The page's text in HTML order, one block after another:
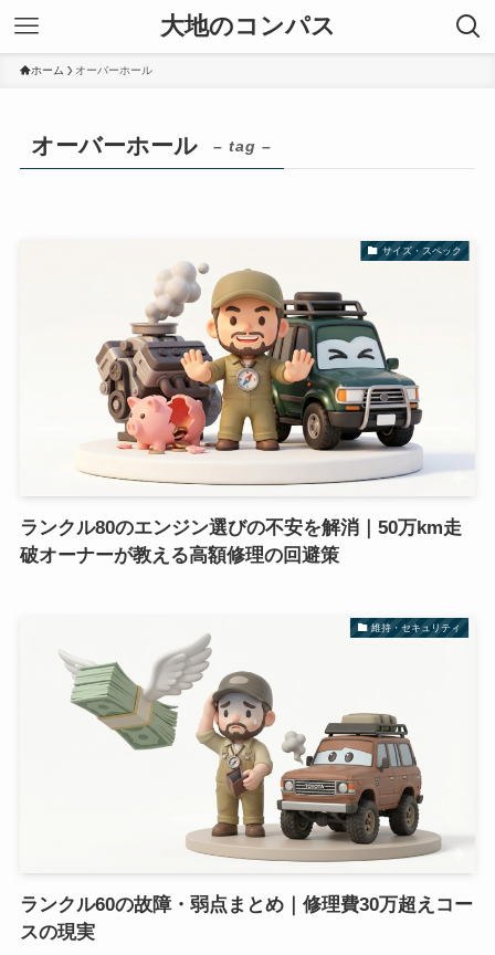
大地のコンパス
ホーム オーバーホール
オーバーホール – tag –
サイズ・スペック
ランクル80のエンジン選びの不安を解消｜50万km走
破オーナーが教える高額修理の回避策
維持・セキュリティ
ランクル60の故障・弱点まとめ｜修理費30万超えコー
スの現実